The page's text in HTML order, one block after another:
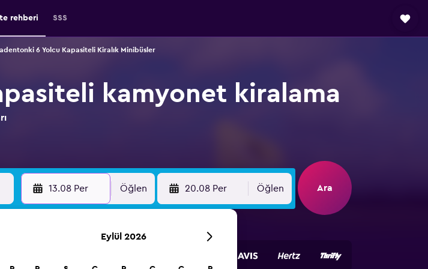
rehberi SSS
6 Yolcu Kapasiteli Kiralık Minibüsler
kamyonet kiralama
13.08 Per Öğlen 20.08 Per Öğlen Ara
fırsatları keşfedin.
Eylül 2026